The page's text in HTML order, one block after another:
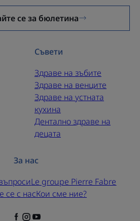
се за бюлетина
Съвети
Здраве на зъбите
Здраве на венците
Здраве на устната
кухина
Дентално здраве на
децата
За нас
Le groupe Pierre Fabre
се с насКои сме ние?